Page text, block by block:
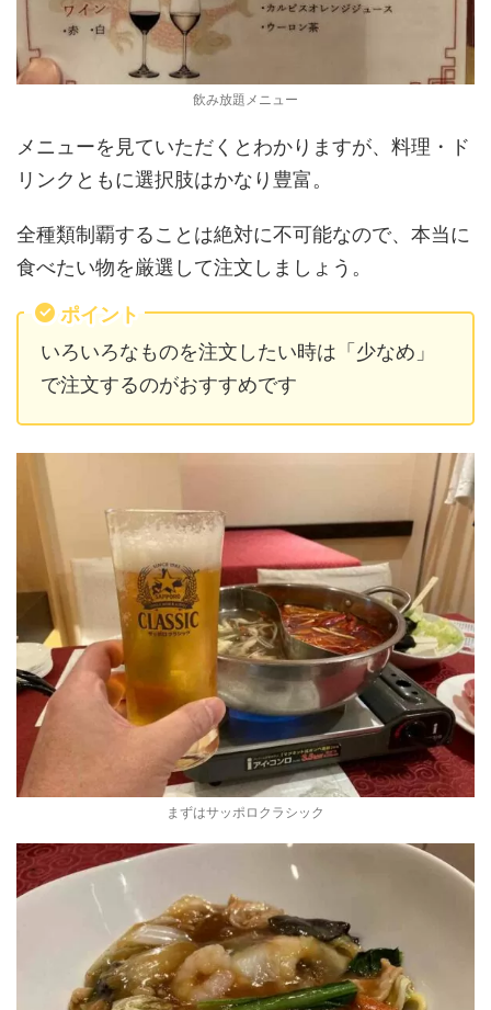
飲み放題メニュー
メニューを見ていただくとわかりますが、料理・ド
リンクともに選択肢はかなり豊富。
全種類制覇することは絶対に不可能なので、本当に
食べたい物を厳選して注文しましょう。
ポイント
いろいろなものを注文したい時は「少なめ」
で注文するのがおすすめです
まずはサッポロクラシック